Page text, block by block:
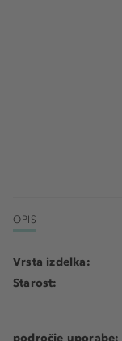
OPIS
Vrsta izdelka:
Starost:
področje uporabe: